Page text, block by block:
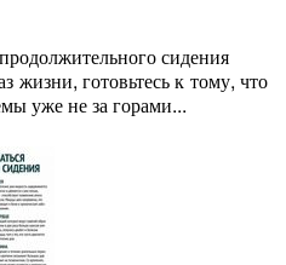
сидения
жизни, готовьтесь к тому, что
уже не за горами...